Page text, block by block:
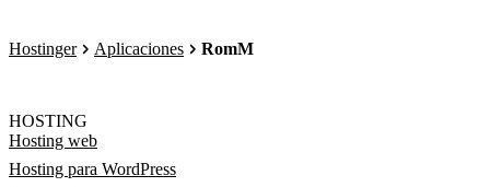
Hostinger Aplicaciones RomM
HOSTING
Hosting web
Hosting para WordPress